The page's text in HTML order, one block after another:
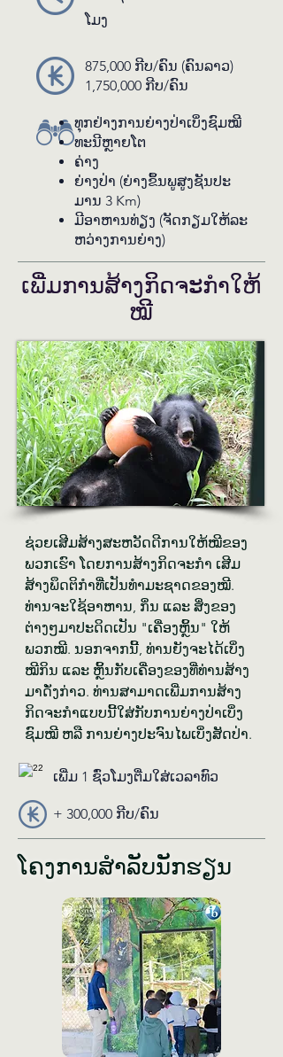
ເລິກ​ເຂົ້າ​ໄປ​ໃນ​ປ່າ. ເສັ້ນ​ທາງການ​ຍ່າງທີ່​ທ້າ​
Km ເຊິ່ງ​ເປັນ​ພື້ນ​ທີ່​ລາດ​ຊັນ ແລະ ບໍ່​ພຽງ
ແລະ ຈະ​ມີ​ການ​ພັກ​ຜ່ອນ​ກິນ​ເຂົ້າ​ສວາຍທ່າ
** ໝາຍ​ເຫດ: ການ​ຍ່າງ​ປ່າ​ນີ້​ບໍ່​ແນະ​ນຳ​ສຳ​
ລັບ​ຜູ້​ສູງ​ອາ​ຍຸ ແລະ​ ເດັກ​ນ້ອຍ.
ໂມງ
875,000 ກີບ/​ຄົນ (ຄົນ​ລາວ)
1,750,000 ກີບ/ຄົນ
ທຸກ​ຢ່າງ​ການ​ຍ່າງ​ປ່າ​ເບິ່ງ​ຊົມ​ໝີ
ທະ​ນີ​ຫຼາຍ​ໂຕ
ຄ່າງ
ຍ່າງ​ປ່າ (​ຍ່າງ​ຂຶ້ນ​ພູ​ສູງຊັນ​ປະ​
ມານ 3 Km)
ມີ​ອາ​ຫານ​ທ່ຽງ (ຈັດ​ກຽມ​ໃຫ້​ລະ​
ຫວ່າງ​ການ​ຍ່າງ)
ເພີ່ມ​ການ​ສ້າງ​ກິດ​ຈະ​ກຳ​ໃຫ້​
ໝີ
ຊ່ວຍ​ເສີມ​ສ້າງ​ສ​ະ​ຫວັດ​ດີ​ການໃຫ້​ໝີ​ຂອງ​
ພວກ​ເຮົາ ໂດຍ​ການ​ສ້າງ​ກິດ​ຈະ​ກຳ ​ເສີມ​
ສ້າງ​ພຶດ​ຕິ​ກຳ​ທີ່​ເປັນ​ທຳ​ມະ​ຊາດ​ຂອງ​ໝີ.
ທ່ານ​ຈະ​ໃຊ້​ອາ​ຫານ, ກິ່ນ ແລະ ສິ່ງ​ຂອງ​
ຕ່າງໆ​ມາ​ປະ​ດິດ​ເປັນ "ເຄື່ອງ​ຫຼິ້ນ" ໃຫ້​
ພວກ​ໝີ. ນອກ​ຈາກນີ້, ທ່ານ​ຍັງ​ຈະ​ໄດ້​ເບິ່ງ​​
ໝີກິນ ແລະ ຫຼິ້ນ​ກັບ​ເຄື່ອງ​ຂອງ​ທີ່​ທ່ານ​ສ້າງ​
ມາ​ດັ່ງ​ກ່າວ. ທ່ານ​ສາ​ມາດ​ເພີ່ມ​ການ​ສ້າງ​
ກິດ​ຈະ​ກຳ​ແບບນີ້​ໃສ່​ກັບ​ການ​ຍ່າງ​ປ່າ​ເບິ່ງ​
ຊົມ​ໝີ ຫລື ການ​ຍ່າງ​ປະ​ຈົນ​ໄພ​ເບິ່ງ​ສັດ​ປ່າ.
ເພີ່ມ 1 ຊົ່ວ​ໂມງ​ຕື່ມ​ໃສ່​ເວ​ລາ​ທົວ
+ 300,000 ກີບ/ຄົນ
ໂຄງການສຳ​ລັບ​ນັກຮຽນ